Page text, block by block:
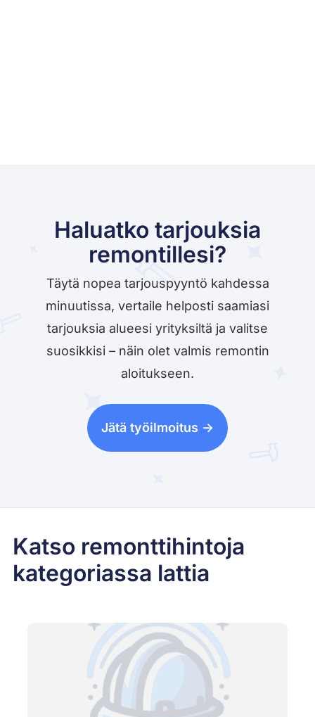
Haluatko tarjouksia
remontillesi?
Täytä nopea tarjouspyyntö kahdessa
minuutissa, vertaile helposti saamiasi
tarjouksia alueesi yrityksiltä ja valitse
suosikkisi – näin olet valmis remontin
aloitukseen.
Jätä työilmoitus ->
Katso remonttihintoja
kategoriassa lattia